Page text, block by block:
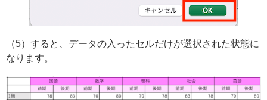
（5）すると、データの入ったセルだけが選択された状態に
なります。